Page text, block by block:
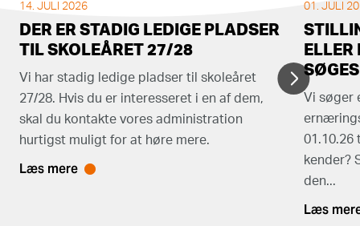
14. JULI 2026
DER ER STADIG LEDIGE PLADSER
TIL SKOLEÅRET 27/28
Vi har stadig ledige pladser til skoleåret
27/28. Hvis du er interesseret i en af dem,
skal du kontakte vores administration
hurtigst muligt for at høre mere.
Læs mere
01. JULI
Vi søger
01.10.26
kender?
den...
Læs